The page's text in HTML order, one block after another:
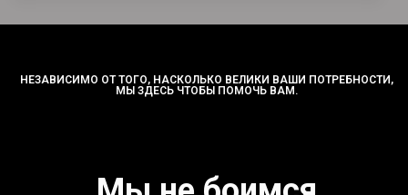
НЕЗАВИСИМО ОТ ТОГО, НАСКОЛЬКО ВЕЛИКИ ВАШИ ПОТРЕБНОСТИ,
МЫ ЗДЕСЬ ЧТОБЫ ПОМОЧЬ ВАМ.